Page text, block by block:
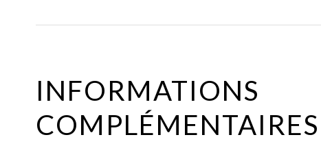
INFORMATIONS
COMPLÉMENTAIRES